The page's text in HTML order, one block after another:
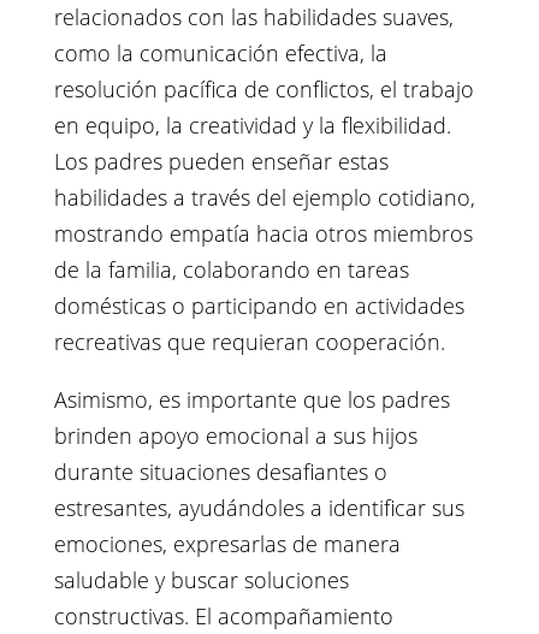
relacionados con las habilidades suaves,
como la comunicación efectiva, la
resolución pacífica de conflictos, el trabajo
en equipo, la creatividad y la flexibilidad.
Los padres pueden enseñar estas
habilidades a través del ejemplo cotidiano,
mostrando empatía hacia otros miembros
de la familia, colaborando en tareas
domésticas o participando en actividades
recreativas que requieran cooperación.
Asimismo, es importante que los padres
brinden apoyo emocional a sus hijos
durante situaciones desafiantes o
estresantes, ayudándoles a identificar sus
emociones, expresarlas de manera
saludable y buscar soluciones
constructivas. El acompañamiento